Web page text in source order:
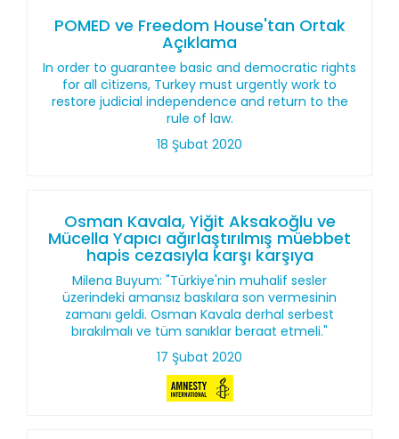
POMED ve Freedom House'tan Ortak
Açıklama
In order to guarantee basic and democratic rights
for all citizens, Turkey must urgently work to
restore judicial independence and return to the
rule of law.
18 Şubat 2020
Osman Kavala, Yiğit Aksakoğlu ve
Mücella Yapıcı ağırlaştırılmış müebbet
hapis cezasıyla karşı karşıya
Milena Buyum: "Türkiye'nin muhalif sesler
üzerindeki amansız baskılara son vermesinin
zamanı geldi. Osman Kavala derhal serbest
bırakılmalı ve tüm sanıklar beraat etmeli."
17 Şubat 2020